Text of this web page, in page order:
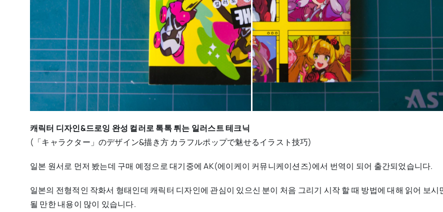
캐릭터 디자인&드로잉 완성 컬러로 톡톡 튀는 일러스트 테크닉
(「キャラクター」のデザイン&描き方 カラフルポップで魅せるイラスト技巧)
일본 원서로 먼저 봤는데 구매 예정으로 대기중에 AK(에이케이 커뮤니케이션즈)에서 번역이 되어 출간되었습니다.
일본의 전형적인 작화서 형태인데 캐릭터 디자인에 관심이 있으신 분이 처음 그리기 시작 할 때 방법에 대해 읽어 보시
될 만한 내용이 많이 있습니다.